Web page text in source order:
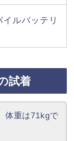
ルバッテリ
試着
体重は71kgで